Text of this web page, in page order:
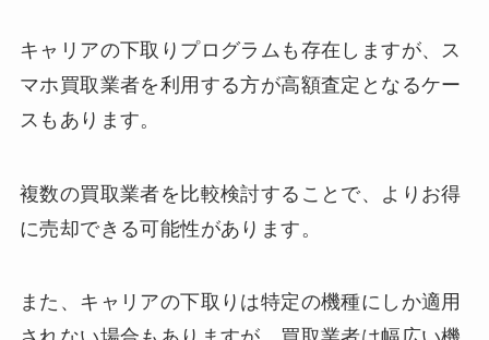
キャリアの下取りプログラムも存在しますが、ス
マホ買取業者を利用する方が高額査定となるケー
スもあります。
複数の買取業者を比較検討することで、よりお得
に売却できる可能性があります。
また、キャリアの下取りは特定の機種にしか適用